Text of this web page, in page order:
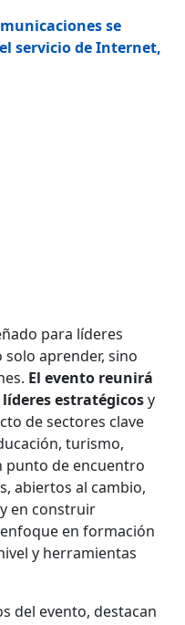
se
servicio de Internet,
para líderes
aprender, sino
El evento reunirá
líderes estratégicosy
de sectores clave
turismo,
punto de encuentro
abiertos al cambio,
en construir
en formación
y herramientas
del evento, destacan